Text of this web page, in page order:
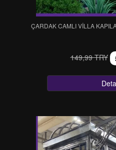
ÇARDAK CAMLI VİLLA
149,99 TRY